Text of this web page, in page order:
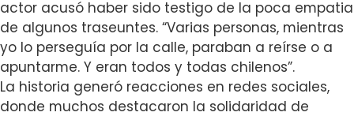
actor acusó haber sido testigo de la poca empatia
de algunos traseuntes. “Varias personas, mientras
yo lo perseguía por la calle, paraban a reírse o a
apuntarme. Y eran todos y todas chilenos”.
La historia generó reacciones en redes sociales,
donde muchos destacaron la solidaridad de